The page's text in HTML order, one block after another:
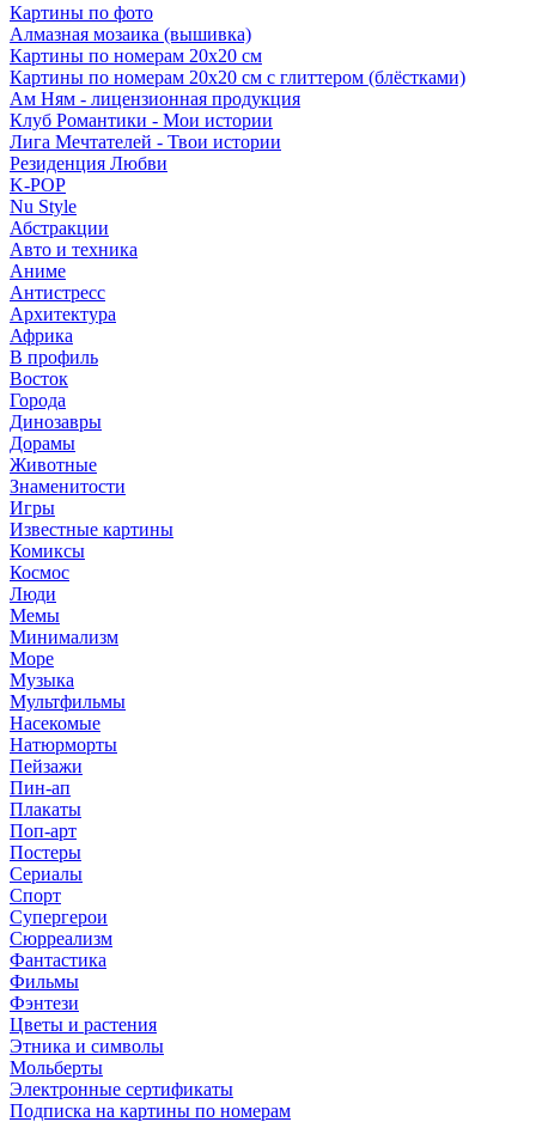
Картины по фото
Алмазная мозаика (вышивка)
Картины по номерам 20х20 см
Картины по номерам 20х20 см с глиттером (блёстками)
Ам Ням - лицензионная продукция
Клуб Романтики - Мои истории
Лига Мечтателей - Твои истории
Резиденция Любви
K-POP
Nu Style
Абстракции
Авто и техника
Аниме
Антистресс
Архитектура
Африка
В профиль
Восток
Города
Динозавры
Дорамы
Животные
Знаменитости
Игры
Известные картины
Комиксы
Космос
Люди
Мемы
Минимализм
Море
Музыка
Мультфильмы
Насекомые
Натюрморты
Пейзажи
Пин-ап
Плакаты
Поп-арт
Постеры
Сериалы
Спорт
Супергерои
Сюрреализм
Фантастика
Фильмы
Фэнтези
Цветы и растения
Этника и символы
Мольберты
Электронные сертификаты
Подписка на картины по номерам